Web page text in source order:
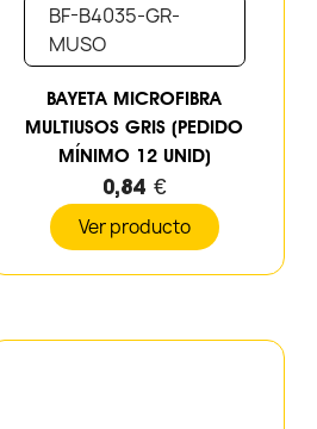
BF-B4035-GR-
MUSO
BAYETA MICROFIBRA
MULTIUSOS GRIS (PEDIDO
MÍNIMO 12 UNID)
0,84 €
Ver producto